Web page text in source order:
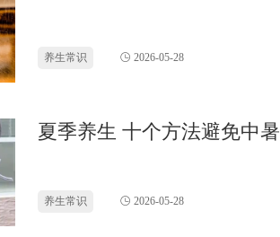
养生常识 2026-05-28
夏季养生 十个方法避免中暑
养生常识 2026-05-28